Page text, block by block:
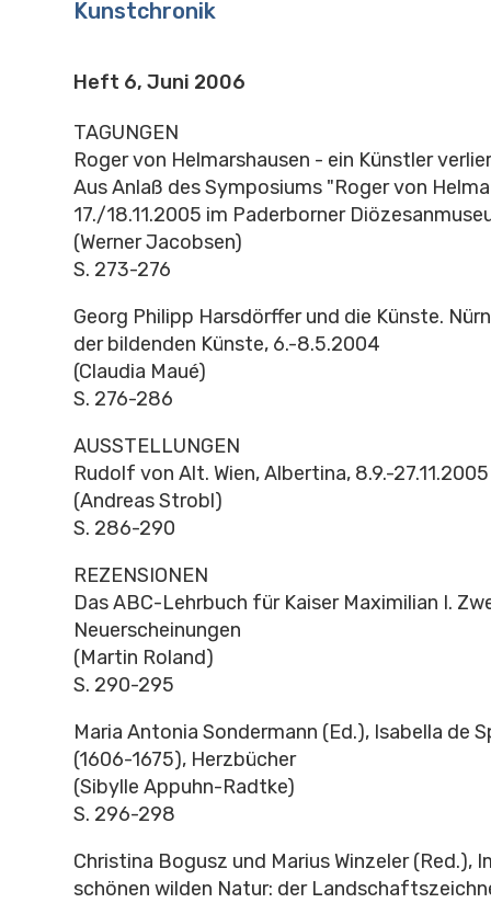
Kunstchronik
Heft 6, Juni 2006
TAGUNGEN
Roger von Helmarshausen - ein Künstler
Aus Anlaß des Symposiums "Roger von
17./18.11.2005 im Paderborner
(Werner Jacobsen)
S. 273-276
Georg Philipp Harsdörffer und die Künste.
der bildenden Künste, 6.-8.5.2004
(Claudia Maué)
S. 276-286
AUSSTELLUNGEN
Rudolf von Alt. Wien, Albertina, 8.9.-27.11.2005
(Andreas Strobl)
S. 286-290
REZENSIONEN
Das ABC-Lehrbuch für Kaiser Maximilian I.
Neuerscheinungen
(Martin Roland)
S. 290-295
Maria Antonia Sondermann (Ed.), Isabella de
(1606-1675), Herzbücher
(Sibylle Appuhn-Radtke)
S. 296-298
Christina Bogusz und Marius Winzeler (Red.),
schönen wilden Natur: der